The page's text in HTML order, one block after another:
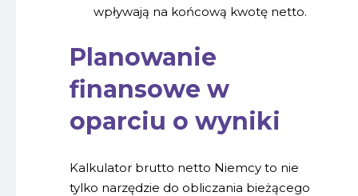
wpływają na końcową kwotę netto.
Planowanie
finansowe w
oparciu o wyniki
Kalkulator brutto netto Niemcy to nie
tylko narzędzie do obliczania bieżącego